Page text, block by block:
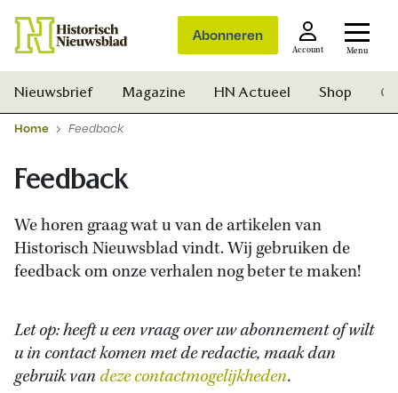
Abonneren
Account Menu
Zoek
Nieuwsbrief Magazine HN Actueel Shop
Home Feedback
Feedback
We horen graag wat u van de artikelen van
Historisch Nieuwsblad vindt. Wij gebruiken de
feedback om onze verhalen nog beter te maken!
Let op: heeft u een vraag over uw abonnement of wilt
u in contact komen met de redactie, maak dan
gebruik vandeze contactmogelijkheden.